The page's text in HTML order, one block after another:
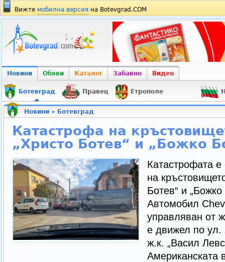
Вижте мобилна версия на Botevgrad.COM
Новини Обяви Каталог Забавно Видео
Ботевград Правец Етрополе
Новини» Ботевград
Катастрофа на
„Христо Ботев“ и „Божко
Катастрофата е
на
Ботев“ и
Автомобил
управляван от
е движел по ул.
ж.к. „Васил
Американската